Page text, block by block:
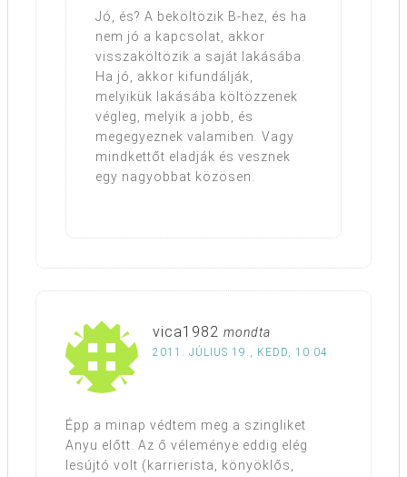
Jó, és? A beköltözik B-hez, és ha
nem jó a kapcsolat, akkor
visszaköltözik a saját lakásába.
Ha jó, akkor kifundálják,
melyikük lakásába költözzenek
végleg, melyik a jobb, és
megegyeznek valamiben. Vagy
mindkettőt eladják és vesznek
egy nagyobbat közösen.
vica1982 mondta
2011. JÚLIUS 19., KEDD, 10:04
Épp a minap védtem meg a szingliket
Anyu előtt. Az ő véleménye eddig elég
lesújtó volt (karrierista, könyöklős,